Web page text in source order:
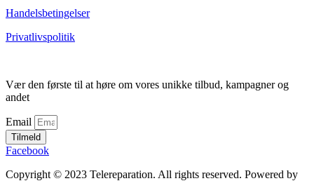
Handelsbetingelser
Privatlivspolitik
Vær den første til at høre om vores unikke tilbud, kampagner og
andet
Email
Tilmeld
Facebook
Copyright © 2023 Telereparation. All rights reserved. Powered by